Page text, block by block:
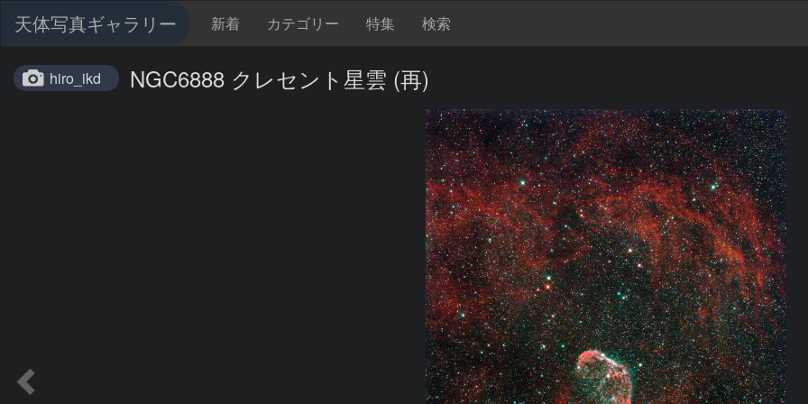
天体写真ギャラリー 新着 カテゴリー 特集 検索
hiro_ikd NGC6888 クレセント星雲 (再)